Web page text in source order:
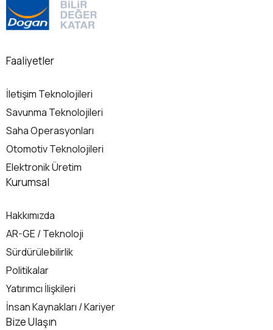
Detaylı Bilgi
Faaliyetler
İletişim Teknolojileri
Savunma Teknolojileri
Saha Operasyonları
Otomotiv Teknolojileri
Elektronik Üretim
Kurumsal
Hakkımızda
AR-GE / Teknoloji
Sürdürülebilirlik
Politikalar
Yatırımcı İlişkileri
İnsan Kaynakları / Kariyer
İletişim
Bize Ulaşın